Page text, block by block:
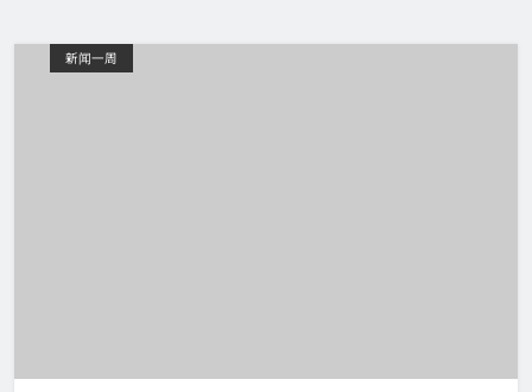
新闻一周